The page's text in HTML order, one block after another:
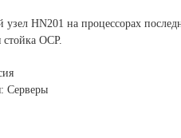
узел HN201 на процессорах
OCP.
Серверы